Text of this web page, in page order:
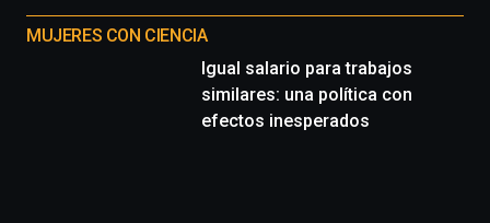
MUJERES CON CIENCIA
Igual salario para trabajos
similares: una política con
efectos inesperados